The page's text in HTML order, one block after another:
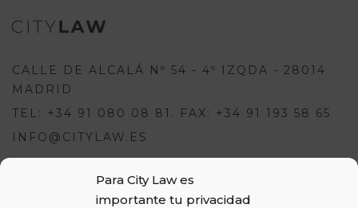
Para City Law es
importante tu privacidad
Para escribir una opinión debes
estar registrado e iniciar sesión:
CALLE DE ALCALÁ Nº 54 - 4º IZQDA - 28014
MADRID
TEL: +34 91 080 08 81. FAX: +34 91 193 58 65
INFO@CITYLAW.ES